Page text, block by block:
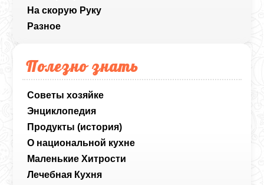
На скорую Руку
Разное
Полезно знать
Советы хозяйке
Энциклопедия
Продукты (история)
О национальной кухне
Маленькие Хитрости
Лечебная Кухня